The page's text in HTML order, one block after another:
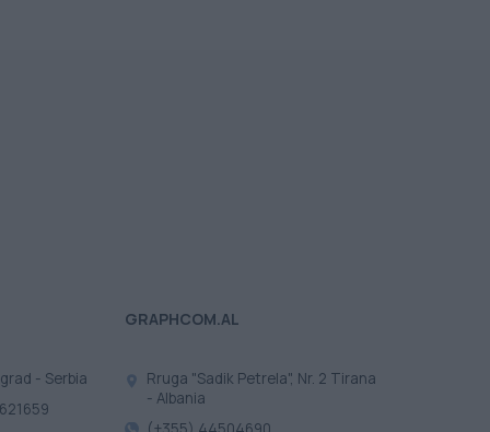
- Serbia
GRAPHCOM.AL
Rruga "Sadik Petrela", Nr. 2 Tirana
- Albania